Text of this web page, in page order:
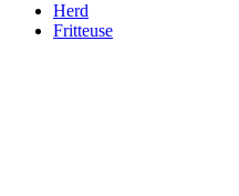
Herd
Fritteuse